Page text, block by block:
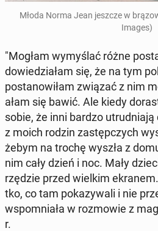
Młoda Norma Jean jeszcze w
Images)
"Mogłam wymyślać różne
dowiedzi­ałam się, że na tym
postanow­iłam związać z nim
ałam się bawić. Ale kiedy
sobie, że inni bardzo
z moich rodzin za­stępczych
żebym na trochę wyszła z
nim cały dzień i noc. Mały
rzędzie przed wielkim
tko, co tam pokazy­wali i nie
wspom­ni­ała w roz­mowie z
r.